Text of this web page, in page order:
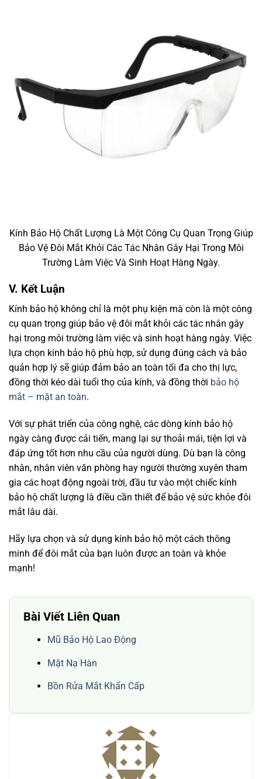
Kính Bảo Hộ Chất Lượng Là Một Công Cụ Quan Trọng Giúp
Bảo Vệ Đôi Mắt Khỏi Các Tác Nhân Gây Hại Trong Môi
Trường Làm Việc Và Sinh Hoạt Hàng Ngày.
V. Kết Luận
Kính bảo hộ không chỉ là một phụ kiện mà còn là một công
cụ quan trọng giúp bảo vệ đôi mắt khỏi các tác nhân gây
hại trong môi trường làm việc và sinh hoạt hàng ngày. Việc
lựa chọn kính bảo hộ phù hợp, sử dụng đúng cách và bảo
quản hợp lý sẽ giúp đảm bảo an toàn tối đa cho thị lực,
đồng thời kéo dài tuổi thọ của kính, và đồng thời bảo hộ
mắt – mặt an toàn.
Với sự phát triển của công nghệ, các dòng kính bảo hộ
ngày càng được cải tiến, mang lại sự thoải mái, tiện lợi và
đáp ứng tốt hơn nhu cầu của người dùng. Dù bạn là công
nhân, nhân viên văn phòng hay người thường xuyên tham
gia các hoạt động ngoài trời, đầu tư vào một chiếc kính
bảo hộ chất lượng là điều cần thiết để bảo vệ sức khỏe đôi
mắt lâu dài.
Hãy lựa chọn và sử dụng kính bảo hộ một cách thông
minh để đôi mắt của bạn luôn được an toàn và khỏe
mạnh!
Bài Viết Liên Quan
Mũ Bảo Hộ Lao Động
Mặt Nạ Hàn
Bồn Rửa Mắt Khẩn Cấp